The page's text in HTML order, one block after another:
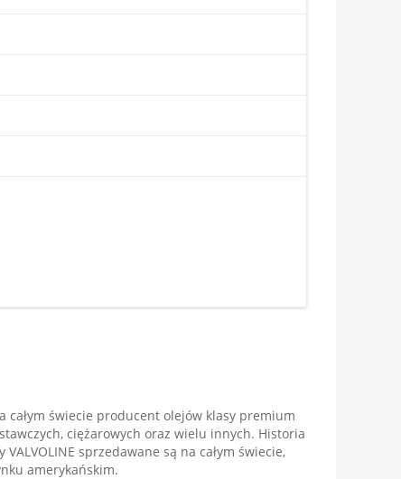
całym świecie producent olejów klasy premium
ciężarowych oraz wielu innych. Historia
sprzedawane są na całym świecie,
amerykańskim.